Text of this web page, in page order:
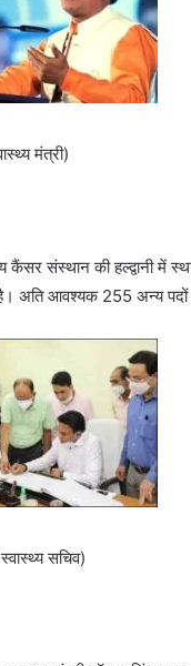
मंत्री)
कैंसर संस्थान की हल्द्वानी
अति आवश्यक 255 अन्य
सचिव)